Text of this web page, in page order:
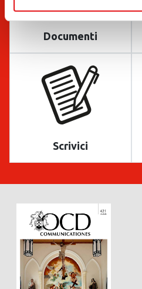
Documenti
Scrivici